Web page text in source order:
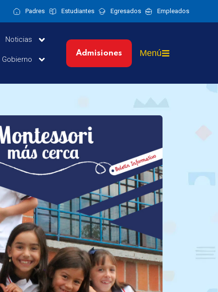
Padres Estudiantes Egresados Empleados
Noticias
Admisiones Menú